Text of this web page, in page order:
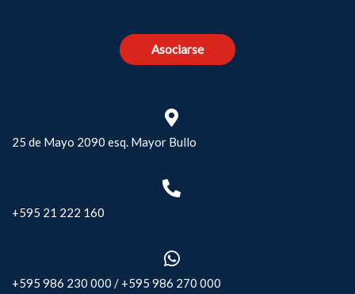
Asociarse
25 de Mayo 2090 esq. Mayor Bullo
+595 21 222 160
+595 986 230 000 / +595 986 270 000